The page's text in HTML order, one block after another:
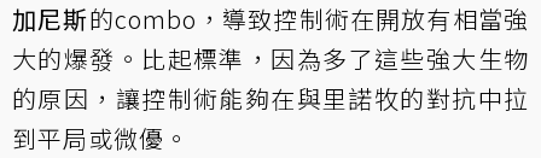
加尼斯的combo，導致控制術在開放有相當強
大的爆發。比起標準，因為多了這些強大生物
的原因，讓控制術能夠在與里諾牧的對抗中拉
到平局或微優。